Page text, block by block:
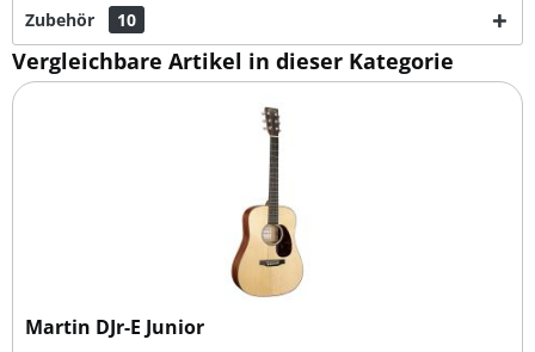
Zubehör 10
Vergleichbare Artikel in dieser Kategorie
Martin DJr-E Junior